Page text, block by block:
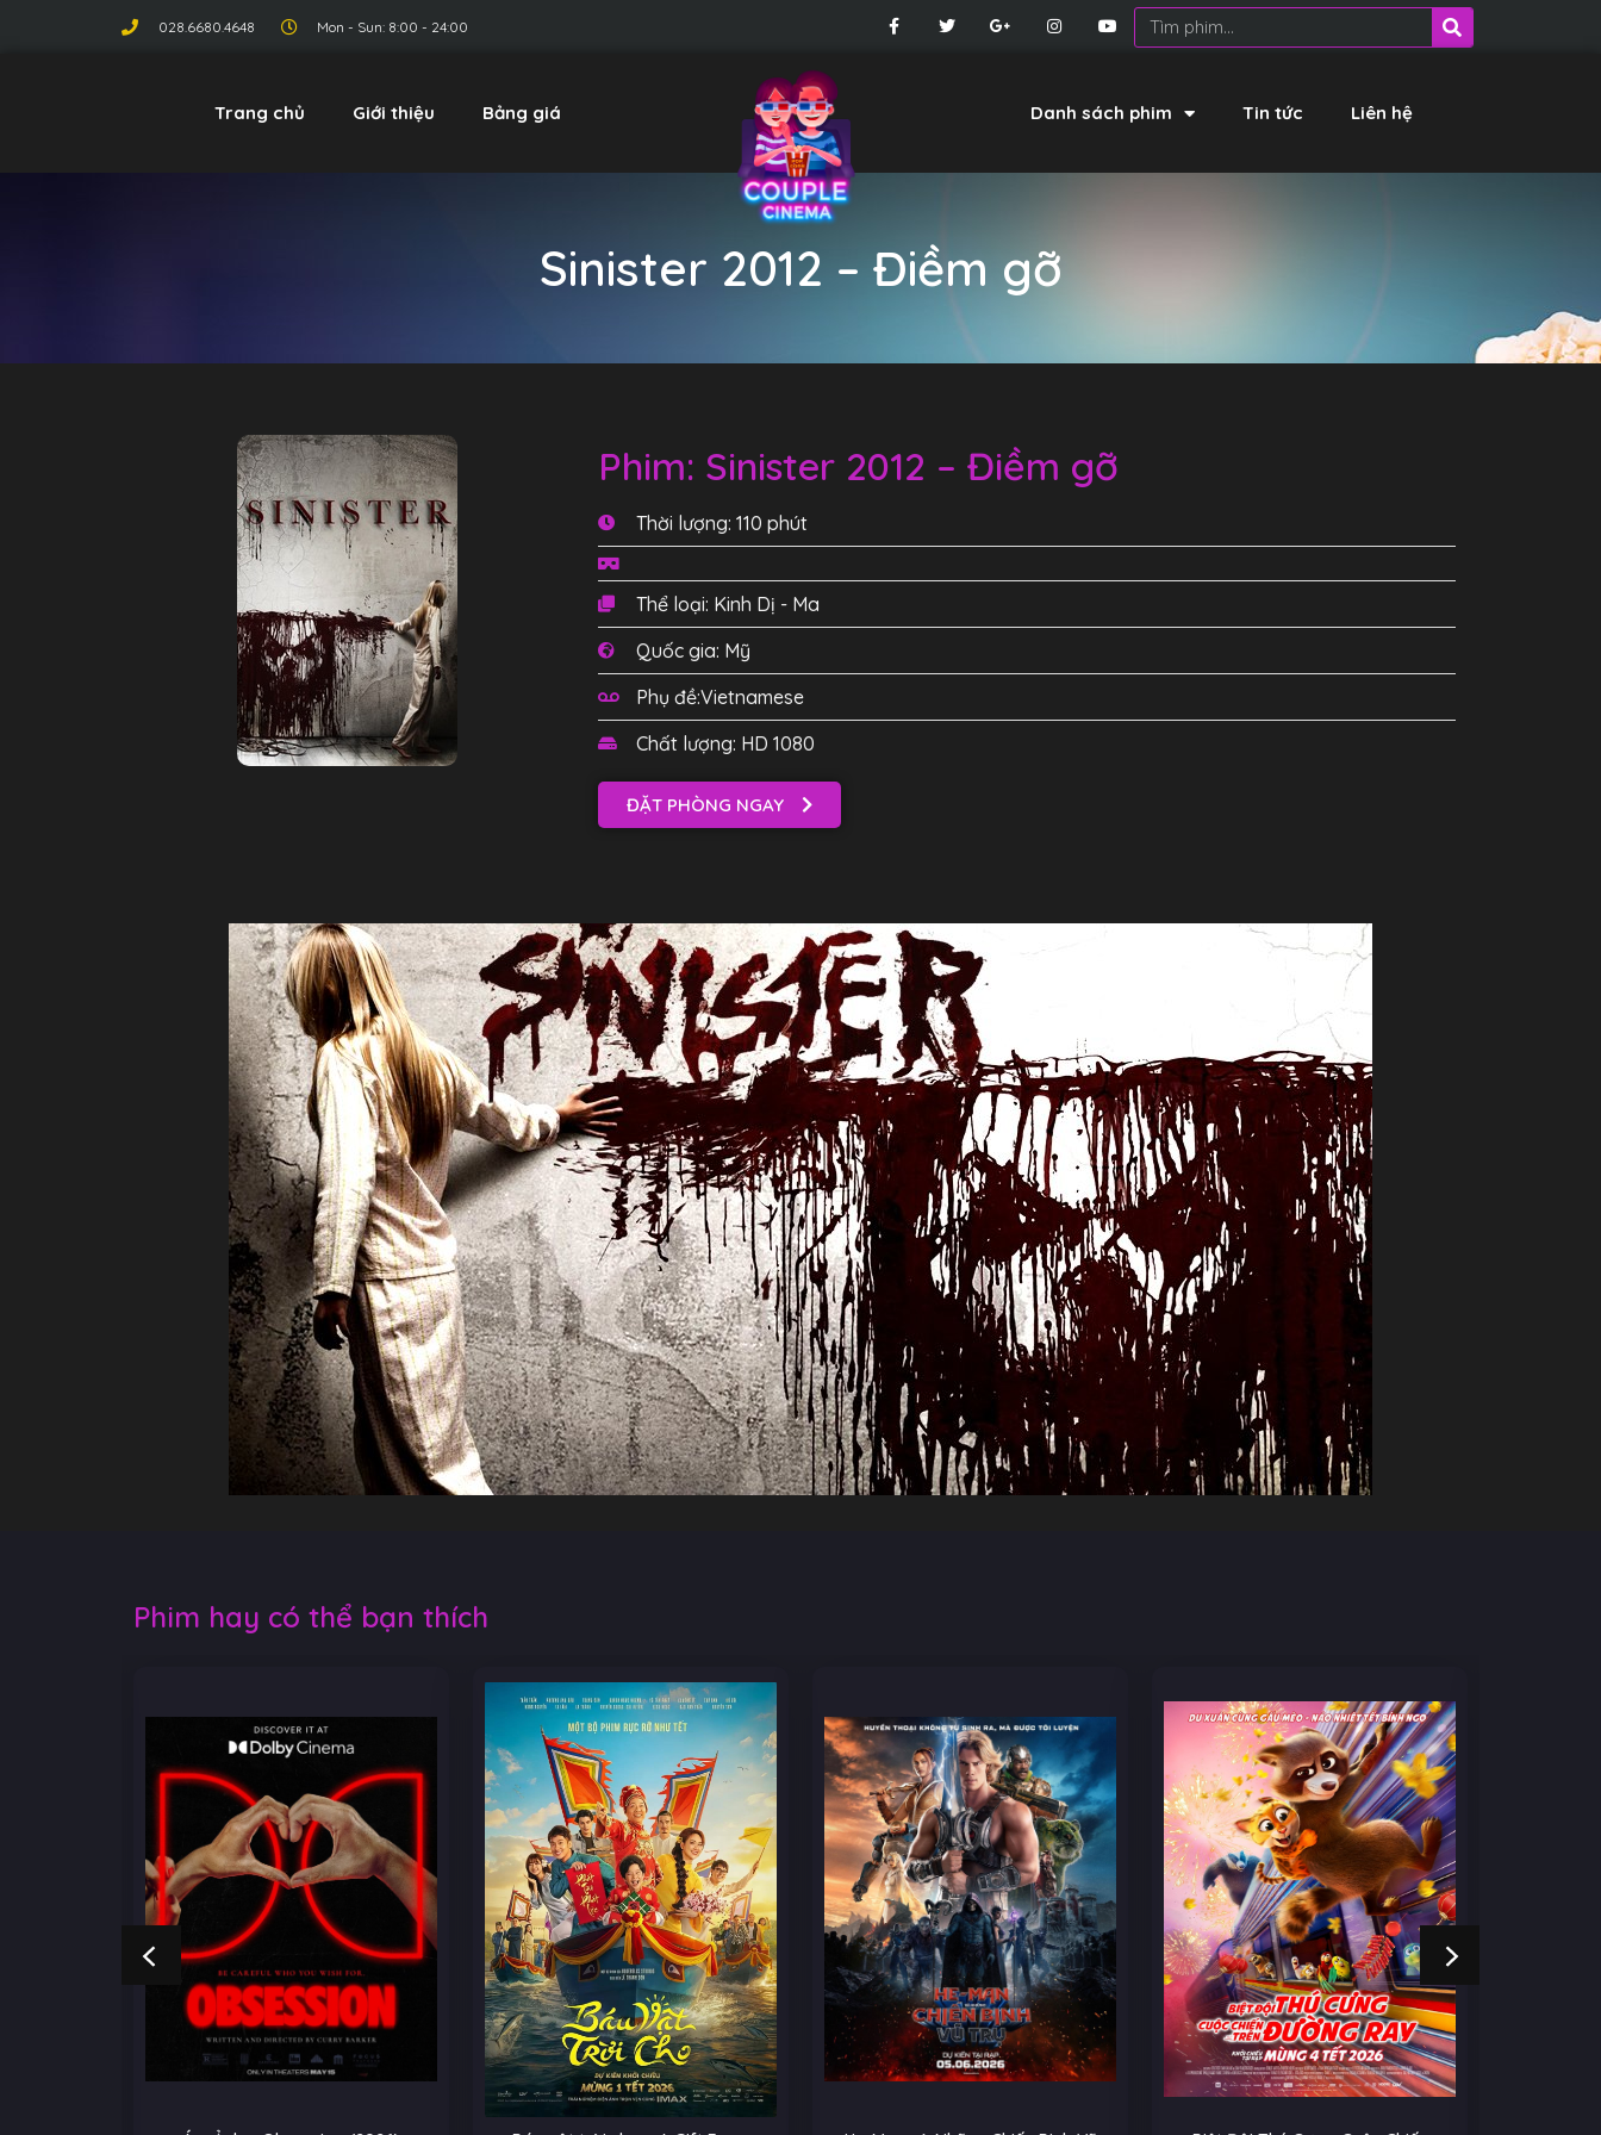
028.6680.4648 Mon - Sun: 8:00 - 24:00
Trang chủ Giới thiệu Bảng giá Danh sách phim Tin tức Liên hệ
Sinister 2012 – Điềm gỡ
Phim: Sinister 2012 – Điềm gỡ
Thời lượng: 110 phút
Thể loại: Kinh Dị - Ma
Quốc gia: Mỹ
Phụ đề:Vietnamese
Chất lượng: HD 1080
ĐẶT PHÒNG NGAY
Phim hay có thể bạn thích